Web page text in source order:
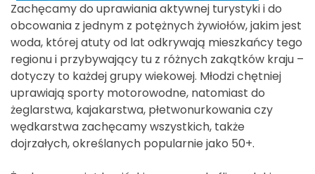
Zachęcamy do uprawiania aktywnej turystyki i do
obcowania z jednym z potężnych żywiołów, jakim jest
woda, której atuty od lat odkrywają mieszkańcy tego
regionu i przybywający tu z różnych zakątków kraju –
dotyczy to każdej grupy wiekowej. Młodzi chętniej
uprawiają sporty motorowodne, natomiast do
żeglarstwa, kajakarstwa, płetwonurkowania czy
wędkarstwa zachęcamy wszystkich, także
dojrzałych, określanych popularnie jako 50+.